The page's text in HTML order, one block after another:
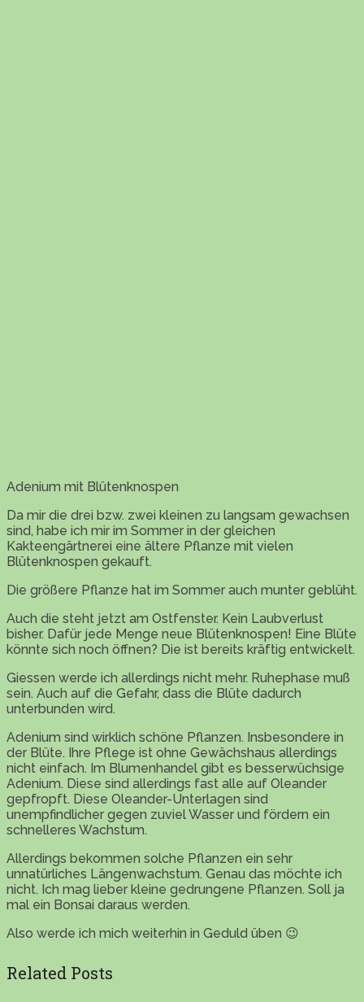
Adenium mit Blütenknospen
Da mir die drei bzw. zwei kleinen zu langsam gewachsen
sind, habe ich mir im Sommer in der gleichen
Kakteengärtnerei eine ältere Pflanze mit vielen
Blütenknospen gekauft.
Die größere Pflanze hat im Sommer auch munter geblüht.
Auch die steht jetzt am Ostfenster. Kein Laubverlust
bisher. Dafür jede Menge neue Blütenknospen! Eine Blüte
könnte sich noch öffnen? Die ist bereits kräftig entwickelt.
Giessen werde ich allerdings nicht mehr. Ruhephase muß
sein. Auch auf die Gefahr, dass die Blüte dadurch
unterbunden wird.
Adenium sind wirklich schöne Pflanzen. Insbesondere in
der Blüte. Ihre Pflege ist ohne Gewächshaus allerdings
nicht einfach. Im Blumenhandel gibt es besserwüchsige
Adenium. Diese sind allerdings fast alle auf Oleander
gepfropft. Diese Oleander-Unterlagen sind
unempfindlicher gegen zuviel Wasser und fördern ein
schnelleres Wachstum.
Allerdings bekommen solche Pflanzen ein sehr
unnatürliches Längenwachstum. Genau das möchte ich
nicht. Ich mag lieber kleine gedrungene Pflanzen. Soll ja
mal ein Bonsai daraus werden.
Also werde ich mich weiterhin in Geduld üben 😉
Related Posts